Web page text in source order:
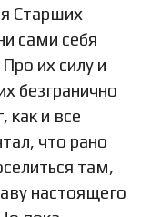
Старших
сами себя
их силу и
безгранично
как и все
что рано
там,
настоящего